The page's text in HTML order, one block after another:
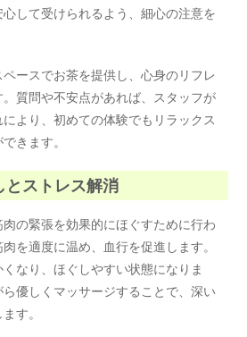
して受けられるよう、細心の注意を
ースでお茶を提供し、心身のリフレ
質問や不安点があれば、スタッフが
より、初めての体験でもリラックス
きます。
ストレス解消
の緊張を効果的にほぐすために行わ
を適度に温め、血行を促進します。
なり、ほぐしやすい状態になりま
優しくマッサージすることで、深い
す。